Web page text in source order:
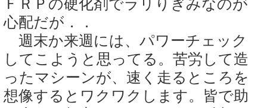
ＦＲＰの硬化剤でラリりぎみなのが
心配だが．．
週末か来週には、パワーチェック
してこようと思ってる。苦労して造
ったマシーンが、速く走るところを
想像するとワクワクします。皆で助